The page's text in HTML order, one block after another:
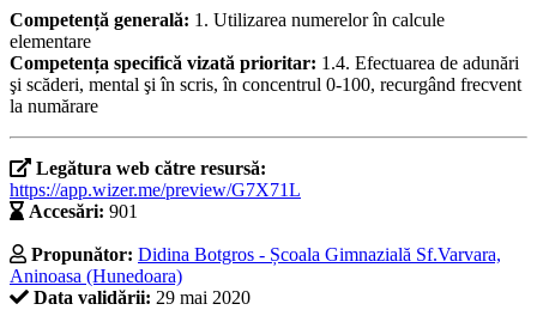
Competență generală: 1. Utilizarea numerelor în calcule
elementare
Competența specifică vizată prioritar: 1.4. Efectuarea de adunări
şi scăderi, mental şi în scris, în concentrul 0-100, recurgând frecvent
la numărare
Legătura web către resursă:
https://app.wizer.me/preview/G7X71L
Accesări: 901
Propunător: Didina Botgros - Școala Gimnazială Sf.Varvara,
Aninoasa (Hunedoara)
Data validării: 29 mai 2020